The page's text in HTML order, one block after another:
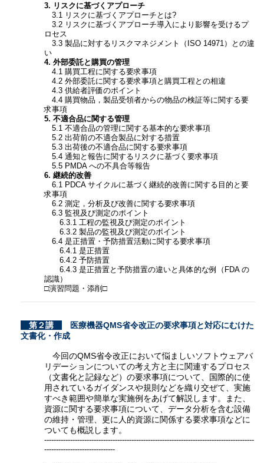
3. リスクに基づくアプローチ
3.1 リスクに基づくアプローチとは?
3.2 リスクに基づくアプローチ導入により影響を受けるプ
ロセス
3.3 製品に対するリスクマネジメント（ISO 14971）との違
い
4. 外部委託と購買の管理
4.1 購買工程に関する要求事項
4.2 外部委託に関する要求事項と購買工程との相違
4.3 供給者評価のポイント
4.4 購買物品，製品受領者からの物品の検証等に関する要
求事項
5. 不適合品に関する管理
5.1 不適合品の管理に関する基本的な要求事項
5.2 出荷前の不適合製品に対する措置
5.3 出荷後の不適合品に関する要求事項
5.4 通知と報告に関するリスクに基づく要求事項
5.5 PMDA への不具合等報告
6. 継続的改善
6.1 PDCA サイクルに基づく継続的改善に関する目的と要
求事項
6.2 測定，分析及び改善に関する要求事項
6.3 監視及び測定のポイント
6.3.1 工程の監視及び測定のポイント
6.3.2 製品の監視及び測定のポイント
6.4 是正措置・予防措置活動に関する要求事項
6.4.1 是正措置
6.4.2 予防措置
6.4.3 是正措置と予防措置の違いと具体的な例（FDA の
認識）
□演習問題・添削□
第２講
医療機器QMS省令改正の要求事項と対応にむけた
文書化・作成
今回のQMS省令改正において悩ましいソフトウェアバ
リデーションについての考え方と主に関連するプロセス
（文書化と記録など）の要求事項について、国際的に使
用されているガイダンスや規則などを織り交ぜて、実施
すべき範囲や簡単な実施例をあげて解説します。また、
資源に関する要求事項について、データ分析を含む設備
の維持・管理、更に人的資源に関係する要求事項などに
ついても概説します。
-----------------------------------------------------------------------------------------
------------------------------